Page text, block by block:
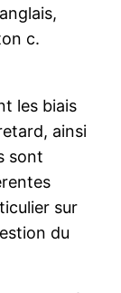
c.
les biais
ainsi
sont
sur
du